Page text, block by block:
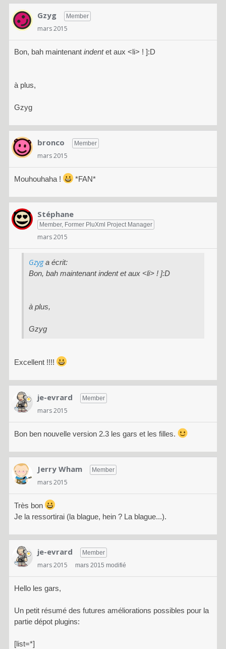
Gzyg Member
mars 2015
Bon, bah maintenant indentet aux <li> ! ]:D
à plus,
Gzyg
bronco Member
mars 2015
Mouhouhaha ! *FAN*
Stéphane
Member, Former PluXml Project Manager
mars 2015
Gzyga écrit:
Bon, bah maintenantindentet aux <li> ! ]:D
à plus,
Gzyg
Excellent !!!!
je-evrard Member
mars 2015
Bon ben nouvelle version 2.3 les gars et les filles.
Jerry Wham Member
mars 2015
Très bon
Je la ressortirai (la blague, hein ? La blague...).
je-evrard Member
mars 2015 mars 2015 modifié
Hello les gars,
Un petit résumé des futures améliorations possibles pour la
partie dépot plugins:
[list=*]